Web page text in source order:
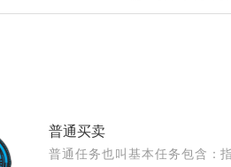
普通买卖
普通任务也叫基本任务包含：